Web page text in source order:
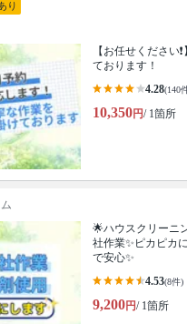
り
【お任せください
ております！
4.28(140
10,350円/ 1箇所
🌟ハウスクリーニ
社作業✨️ピカピカ
で安心✨
4.53(8件)
9,200円/ 1箇所